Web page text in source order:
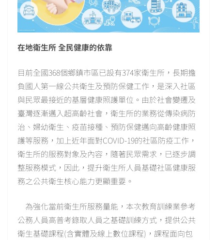
在地衛生所 全民健康的依靠
目前全國368個鄉鎮市區已設有374家衛生所，長期擔
負國人第一線公共衛生及預防保健工作，是深入社區
與民眾最接近的基層健康照護單位。由於社會變遷及
臺灣逐漸邁入超高齡社會，衛生所的業務從傳染病防
治、婦幼衛生、疫苗接種、預防保健邁向高齡健康照
護等服務，加上近年面對COVID-19的社區防疫工作，
衛生所的服務對象及內容，隨著民眾需求，已逐步調
整服務模式，因此，提升衛生所人員基礎社區健康服
務之公共衛生核心能力更顯重要。
為強化當前衛生所服務量能，本次教育訓練業參考
公務人員高普考錄取人員之基礎訓練方式，提供公共
衛生基礎課程(含實體及線上數位課程)，課程面向包